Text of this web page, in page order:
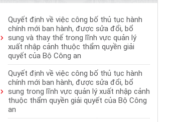
Quyết định về việc công bố thủ tục hành
chính mới ban hành, được sửa đổi, bổ
sung và thay thế trong lĩnh vực quản lý
xuất nhập cảnh thuộc thẩm quyền giải
quyết của Bộ Công an
Quyết định về việc công bố thủ tục hành
chính mới ban hành, được sửa đổi, bổ
sung trong lĩnh vực quản lý xuất nhập cảnh
thuộc thẩm quyền giải quyết của Bộ Công
an